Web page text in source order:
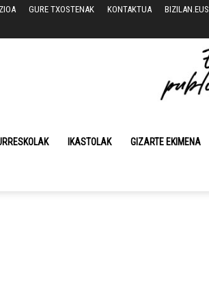
GURE TXOSTENAK KONTAKTUA BIZILAN.EUS
IKASTOLAK GIZARTE EKIMENA